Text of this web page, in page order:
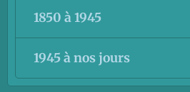
1850 à 1945
1945 à nos jours